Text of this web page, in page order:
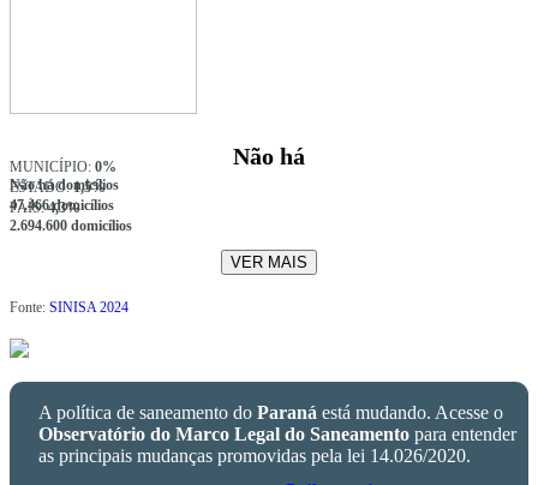
Não há
MUNICÍPIO: 0%
Não há domicílios
ESTADO:1,5%
47.466 domicílios
PAÍS:4,3%
2.694.600 domicílios
VER MAIS
Fonte: SINISA 2024
A política de saneamento do Paraná está mudando. Acesse o
Observatório do Marco Legal do Saneamento para entender
as principais mudanças promovidas pela lei 14.026/2020.